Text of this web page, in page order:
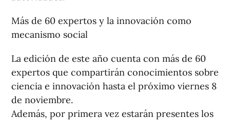
Más de 60 expertos y la innovación como
mecanismo social
La edición de este año cuenta con más de 60
expertos que compartirán conocimientos sobre
ciencia e innovación hasta el próximo viernes 8
de noviembre.
Además, por primera vez estarán presentes los